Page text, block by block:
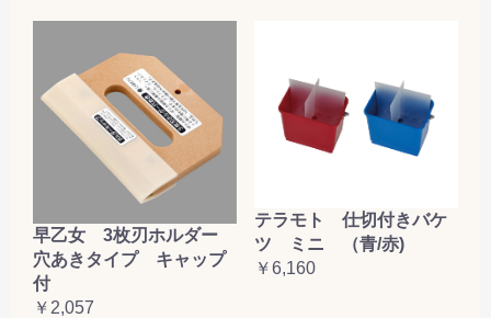
早乙女 3枚刃ホルダー
穴あきタイプ キャップ
付
￥2,057
テラモト 仕切付きバケ
ツ ミニ （青/赤)
￥6,160